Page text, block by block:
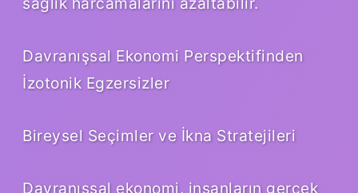
Davranışsal Ekonomi Perspektifinden
İzotonik Egzersizler
Bireysel Seçimler ve İkna Stratejileri
Davranışsal ekonomi, insanların gerçek